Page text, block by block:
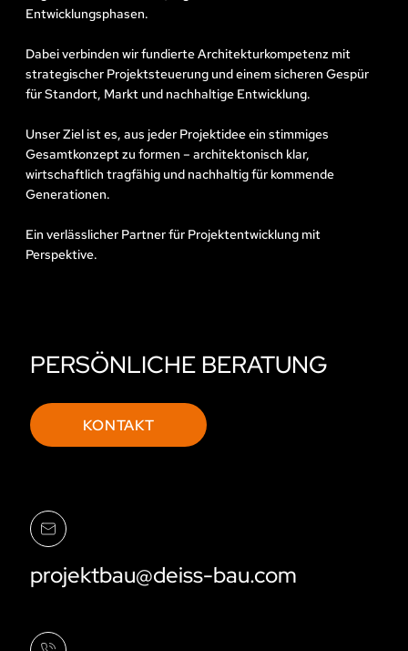
Entwicklungsphasen.
Dabei verbinden wir fundierte Architekturkompetenz mit
strategischer Projektsteuerung und einem sicheren Gespür
für Standort, Markt und nachhaltige Entwicklung.
Unser Ziel ist es, aus jeder Projektidee ein stimmiges
Gesamtkonzept zu formen – architektonisch klar,
wirtschaftlich tragfähig und nachhaltig für kommende
Generationen.
Ein verlässlicher Partner für Projektentwicklung mit
Perspektive.
projektbau@deiss-bau.com
PERSÖNLICHE BERATUNG
KONTAKT